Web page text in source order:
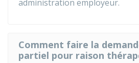
administration employeur.
Comment faire la
partiel pour raison